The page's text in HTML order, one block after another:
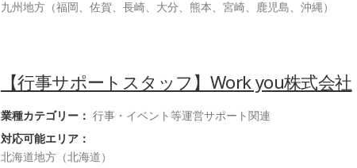
九州地方（福岡、佐賀、長崎、大分、熊本、宮崎、鹿児島、沖縄）
【行事サポートスタッフ】Work you株式会社
業種カテゴリー： 行事・イベント等運営サポート関連
対応可能エリア：
北海道地方（北海道）